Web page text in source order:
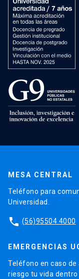
MESA CENTRAL
Teléfono para
Universidad.
phone (56)95504 4000
EMERGENCIAS
Teléfono en caso
riesgo tu vida